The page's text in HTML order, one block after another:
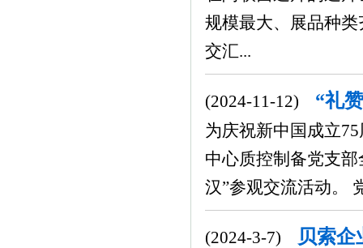
规模最大、展品种
交汇...
(2024-11-12) “礼
为庆祝新中国成立
中心质控制备党支
汉”参观交流活动。
(2024-3-7) 贝索